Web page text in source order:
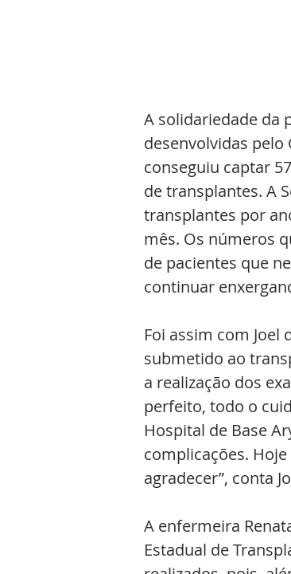
A solidariedade da
desenvolvidas pelo
conseguiu captar
de transplantes. A
transplantes por
mês. Os números
de pacientes que
continuar
Foi assim com
submetido ao
a realização dos
perfeito, todo o
Hospital de Base
complicações.
agradecer”, conta
A enfermeira
Estadual de